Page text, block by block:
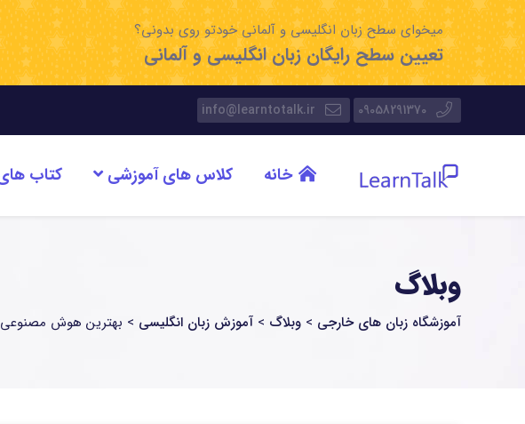
میخوای سطح زبان انگلیسی و آلمانی خودتو روی بدونی؟
تعیین سطح رایگان زبان انگلیسی و آلمانی
09058291370
info@learntotalk.ir
خانه کلاس های آموزشی کتاب
وبلاگ
آموزشگاه زبان های خارجی > وبلاگ > آموزش زبان انگلیسی > بهترین هوش مصنوعی